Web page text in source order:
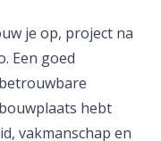
je op, project na
Een goed
hebt
vakmanschap en